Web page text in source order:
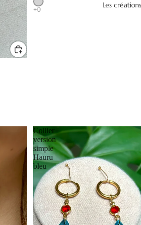
Les
Collier
version
simple
Hauru
bleu